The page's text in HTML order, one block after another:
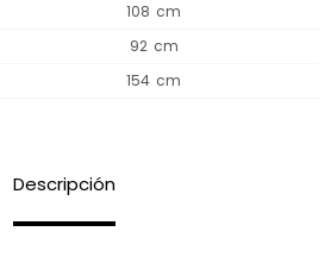
108
92
154
Descripción